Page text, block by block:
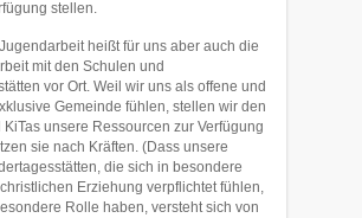
stellen.
heißt für uns aber auch die
mit den Schulen und
vor Ort. Weil wir uns als offene und
Gemeinde fühlen, stellen wir den
unsere Ressourcen zur Verfügung
sie nach Kräften. (Dass unsere
die sich in besondere
Er­ziehung verpflichtet fühlen,
Rolle haben, versteht sich von